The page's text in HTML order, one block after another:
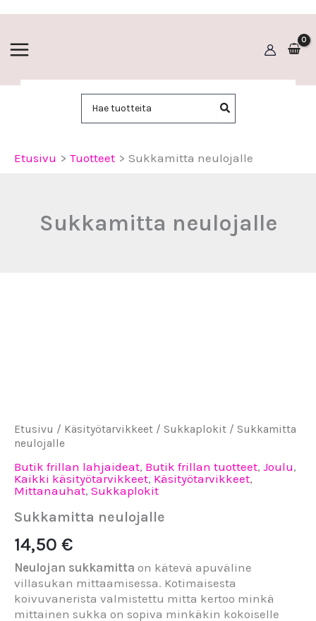
Etusivu Tuotteet Sukkamitta neulojalle
Sukkamitta neulojalle
Etusivu / Käsityötarvikkeet / Sukkaplokit / Sukkamitta
neulojalle
Butik frillan lahjaideat, Butik frillan tuotteet, Joulu,
Kaikki käsityötarvikkeet, Käsityötarvikkeet,
Mittanauhat, Sukkaplokit
Sukkamitta neulojalle
14,50 €
Neulojan sukkamitta on kätevä apuväline
villasukan mittaamisessa. Kotimaisesta
koivuvanerista valmistettu mitta kertoo minkä
mittainen sukka on sopiva minkäkin kokoiselle